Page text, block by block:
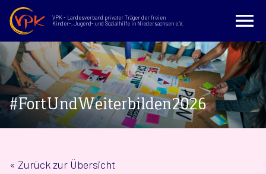
VPK - Landesverband privater Träger der freien
Kinder-, Jugend- und Sozialhilfe in Niedersachsen e.V.
#FortUndWeiterbilden2026
« Zurück zur Übersicht